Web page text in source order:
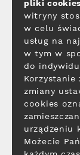
pliki
witryny
w celu
usług na
w tym w
do
zmiany
cookies
urządzeniu
Możecie